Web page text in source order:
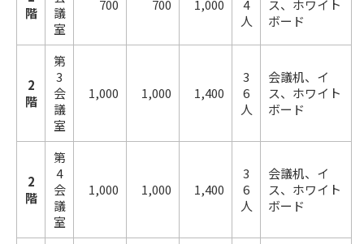
階
議
室
700 700 1,000
4
人
ス、ホワイト
ボード
2
階
第
3
会
議
室
1,000 1,000 1,400
3
6
人
会議机、イ
ス、ホワイト
ボード
2
階
第
4
会
議
室
1,000 1,000 1,400
3
6
人
会議机、イ
ス、ホワイト
ボード